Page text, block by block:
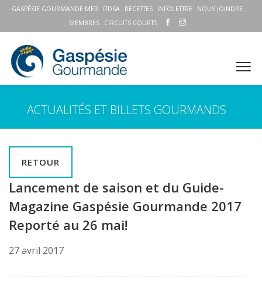
GASPÉSIE GOURMANDE MER FIDSA RECETTES INFOLETTRE
NOUS JOINDRE
MEMBRES
CIRCUITS COURTS
ACTUALITÉS ET BILLETS GOURMANDS
RETOUR
Lancement de saison et du Guide-
Magazine Gaspésie Gourmande 2017
Reporté au 26 mai!
27 avril 2017